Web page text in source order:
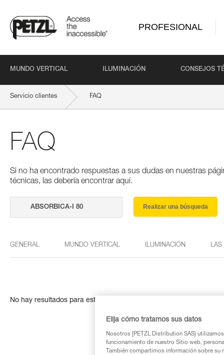
PROFESIONAL
MUNDO VERTICAL ILUMINACIÓN CONSEJOS
Servicio clientes FAQ
FAQ
Si no ha encontrado respuestas a sus dudas en nuestras
técnicas, las debería encontrar aquí.
Realizar una búsqueda
GENERAL MUNDO VERTICAL ILUMINACIÓN LAS
No hay resultados para esta búsqueda
Elija cómo tratamos sus datos
Nosotros [PETZL Distribution SAS)
funcionamiento de nuestro Sitio web,
También compartimos información sobre